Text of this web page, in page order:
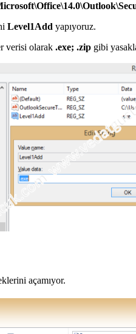
Level1Add yapıyoruz.
verisi olarak .exe; .zip gibi
açamıyor.